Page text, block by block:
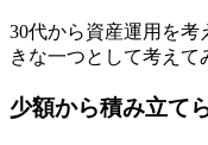
30代から資産運用を
きな一つとして考えて
少額から積み立て